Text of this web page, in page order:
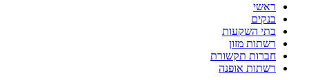
ראשי
בנקים
בתי השקעות
רשתות מזון
חברות תקשורת
רשתות אופנה